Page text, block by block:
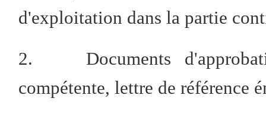
d'exploitation dans la partie
2. Documents
compétente, lettre de référence